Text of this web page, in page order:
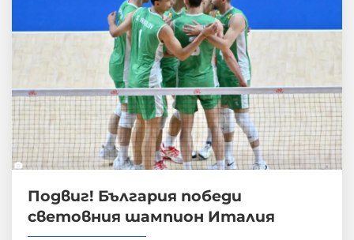
Подвиг! България победи
световния шампион Италия